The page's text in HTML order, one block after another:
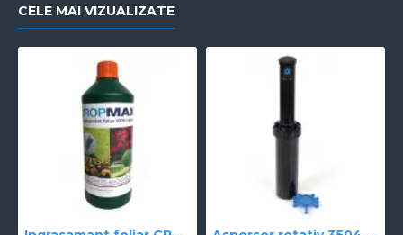
CELE MAI VIZUALIZATE